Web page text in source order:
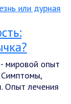
мировой опыт
Опыт лечения